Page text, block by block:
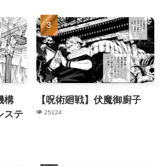
構
ステ
【呪術廻戦】伏魔御廚子
25124